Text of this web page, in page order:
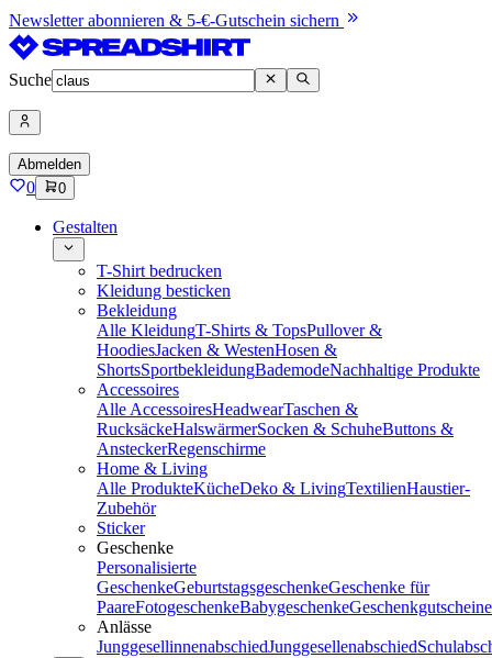
Newsletter abonnieren & 5-€-Gutschein sichern
Suche
Abmelden
0 0
Gestalten
T-Shirt bedrucken
Kleidung besticken
Bekleidung
Alle KleidungT-Shirts & TopsPullover &
HoodiesJacken & WestenHosen &
ShortsSportbekleidungBademodeNachhaltige Produkte
Accessoires
Alle AccessoiresHeadwearTaschen &
RucksäckeHalswärmerSocken & SchuheButtons &
AnsteckerRegenschirme
Home & Living
Alle ProdukteKücheDeko & LivingTextilienHaustier-
Zubehör
Sticker
Geschenke
Personalisierte
GeschenkeGeburtstagsgeschenkeGeschenke für
PaareFotogeschenkeBabygeschenkeGeschenkgutscheine
Anlässe
JunggesellinnenabschiedJunggesellenabschied